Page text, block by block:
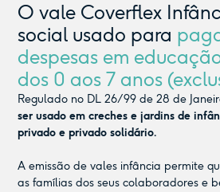
O vale Coverflex
social usado para
despesas em
dos 0 aos 7 anos
Regulado no DL 26/99 de 28 de
ser usado em creches e jardins de
privado e privado solidário.
A emissão de vales infância permite
as famílias dos seus colaboradores e